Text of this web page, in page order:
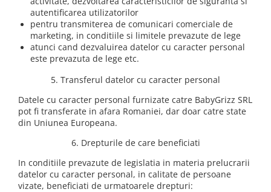
autentificarea utilizatorilor
pentru transmiterea de comunicari comerciale de
marketing, in conditiile si limitele prevazute de lege
atunci cand dezvaluirea datelor cu caracter personal
este prevazuta de lege etc.
5. Transferul datelor cu caracter personal
Datele cu caracter personal furnizate catre BabyGrizz SRL
pot fi transferate in afara Romaniei, dar doar catre state
din Uniunea Europeana.
6. Drepturile de care beneficiati
In conditiile prevazute de legislatia in materia prelucrarii
datelor cu caracter personal, in calitate de persoane
vizate, beneficiati de urmatoarele drepturi: